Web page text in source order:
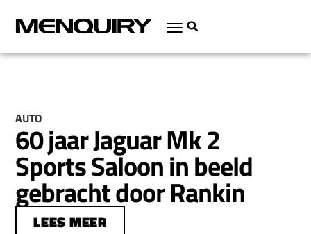
AUTO
60 jaar Jaguar Mk 2
Sports Saloon in beeld
gebracht door Rankin
LEES MEER